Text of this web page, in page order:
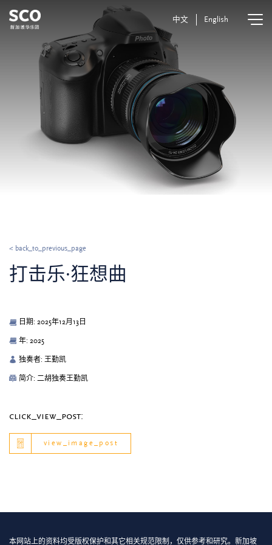
中文 English
< back_to_previous_page
打击乐∙狂想曲
日期: 2025年12月13日
年: 2025
独奏者: 王勤凯
简介: 二胡独奏王勤凯
click_view_post:
view_image_post
本网站上的资料均受版权保护和其它相关规范限制，仅供参考和研究。新加坡